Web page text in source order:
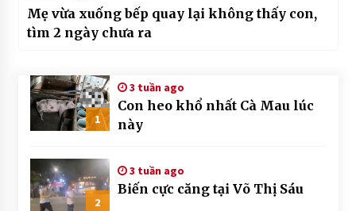
Mẹ vừa xuống bếp quay lại không thấy con,
tìm 2 ngày chưa ra
1
3 tuần ago
Con heo khổ nhất Cà Mau lúc
này
2
3 tuần ago
Biến cực căng tại Võ Thị Sáu